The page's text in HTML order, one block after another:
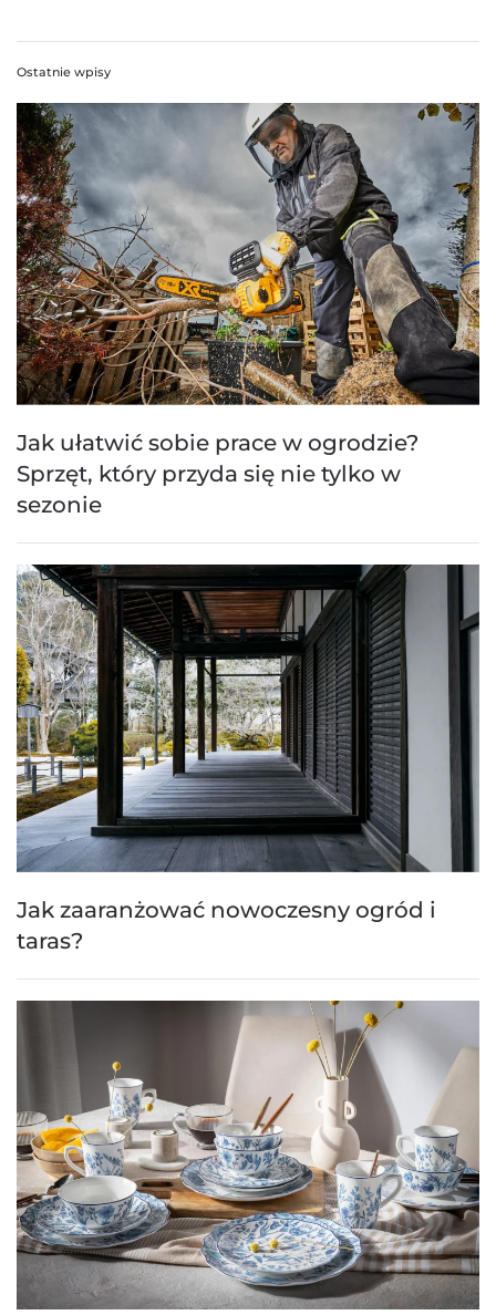
Ostatnie wpisy
Jak ułatwić sobie prace w ogrodzie?
Sprzęt, który przyda się nie tylko w
sezonie
Jak zaaranżować nowoczesny ogród i
taras?